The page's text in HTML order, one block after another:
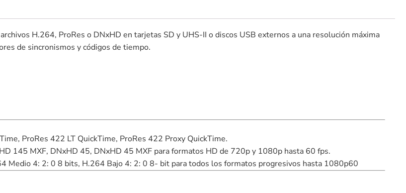
H.264, ProRes o DNxHD en tarjetas SD y UHS-II o discos USB externos a una resolución máxima
de sincronismos y códigos de tiempo.
ProRes 422 LT QuickTime, ProRes 422 Proxy QuickTime.
145 MXF, DNxHD 45, DNxHD 45 MXF para formatos HD de 720p y 1080p hasta 60 fps.
4: 2: 0 8 bits, H.264 Bajo 4: 2: 0 8- bit para todos los formatos progresivos hasta 1080p60